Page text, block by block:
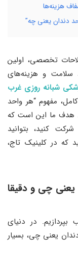
هزینه‌ها
تخصصی، اولین
سلامت و هزینه‌های
شبانه روزی غرب
مفهوم “هر واحد
هدف ما این است که
کنید، بتوانید
که در کلینیک تاج،
چی و دقیقا
در دنیای
یعنی چی، بسیار